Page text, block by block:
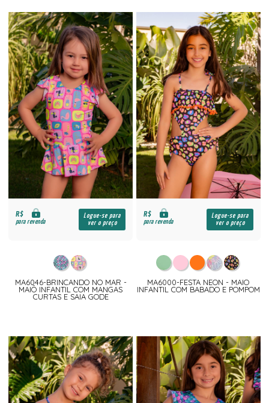
R$
para revenda
Logue-se para
ver o preço
MA6046-BRINCANDO NO MAR -
MAIÔ INFANTIL COM MANGAS
CURTAS E SAIA GODE
R$
para revenda
Logue-se para
ver o preço
MA6000-FESTA NEON - MAIO
INFANTIL COM BABADO E POMPOM